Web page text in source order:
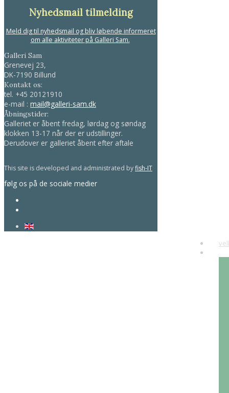
Nyhedsmail tilmelding
Meld dig til nyhedsmail og bliv løbende informeret
om alle aktiviteter på Galleri Sam.
Galleri Sam
Grenevej 23,
DK-7190 Billund
Kontakt os:
tel. +45 20121910
e-mail : mail@galleri-sam.dk
Åbningstider:
Galleriet er åbent fredag, lørdag og søndag
klokken 13-17 når der er udstillinger.
Derudover er galleriet åbent efter aftale
This site is developed and administrated byfish-IT
følg os på de sociale medier